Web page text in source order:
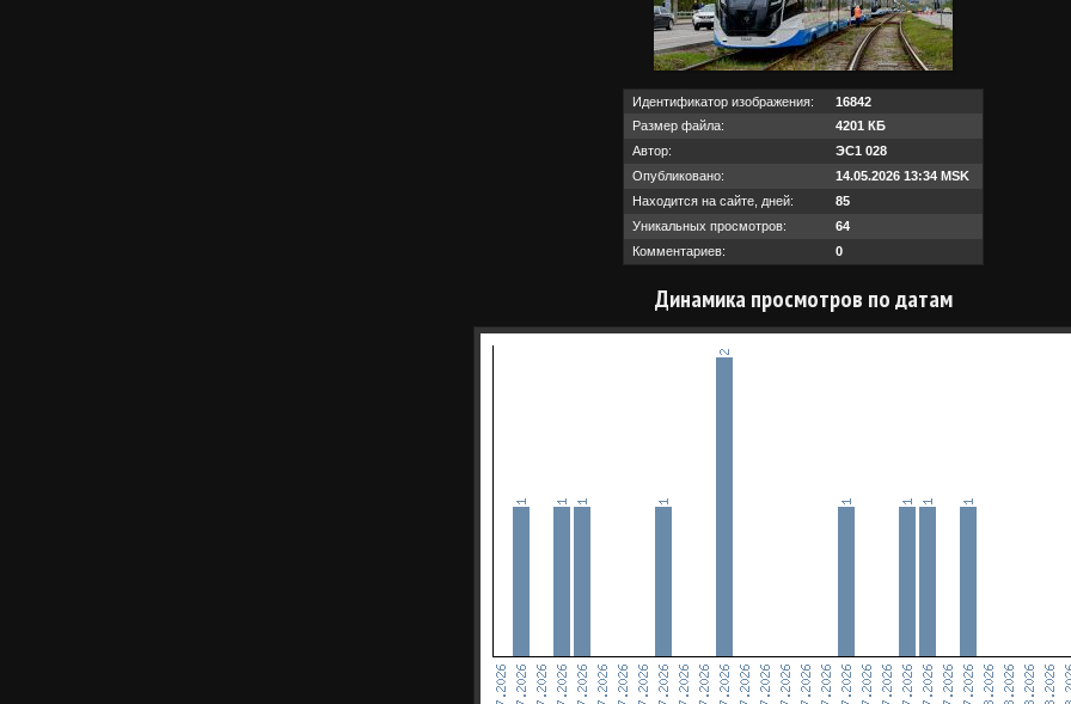
Идентификатор изображения:
16842
Размер файла:
4201 КБ
Автор:
ЭС1 028
Опубликовано:
14.05.2026 13:34 MSK
Находится на сайте, дней:
85
Уникальных просмотров:
64
Комментариев:
0
Динамика просмотров по датам